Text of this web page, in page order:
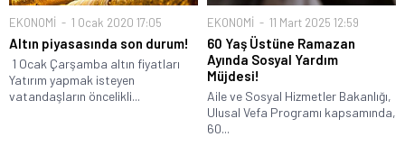
EKONOMİ 1 Ocak 2020 17:05
Altın piyasasında son durum!
1 Ocak Çarşamba altın fiyatları
Yatırım yapmak isteyen
vatandaşların öncelikli...
EKONOMİ 11 Mart 2025 12:59
60 Yaş Üstüne Ramazan
Ayında Sosyal Yardım
Müjdesi!
Aile ve Sosyal Hizmetler Bakanlığı,
Ulusal Vefa Programı kapsamında,
60...